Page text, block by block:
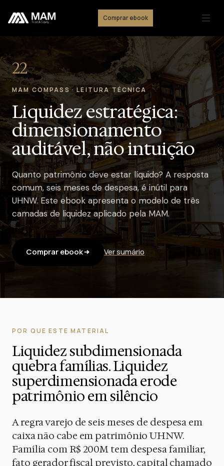
Comprar ebook
22
MAM COMPASS · LEITURA TÉCNICA
Liquidez estratégica:
dimensionamento
auditável, não intuição
Quanto patrimônio deve estar líquido? A resposta
comum, seis meses de despesa, é inútil para
UHNW. Este ebook apresenta o modelo de três
camadas de liquidez aplicado pela MAM.
Comprar ebook Ver sumário
POR QUE ESTE MATERIAL
Liquidez subdimensionada
quebra famílias. Liquidez
superdimensionada erode
patrimônio em silêncio
A regra varejo de seis meses de despesa em
caixa não cabe em patrimônio UHNW.
Família com R$ 200M tem despesa familiar,
fato gerador fiscal previsto, capital chamado